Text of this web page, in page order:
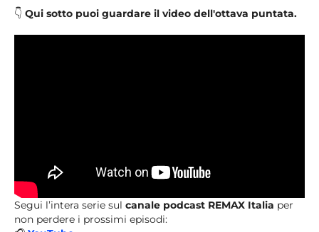
👇 Qui sotto puoi guardare il video dell'ottava puntata.
Segui l’intera serie sul canale podcast REMAX Italia per
non perdere i prossimi episodi: